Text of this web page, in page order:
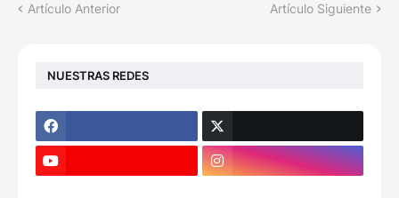
Artículo Anterior Artículo Siguiente
NUESTRAS REDES